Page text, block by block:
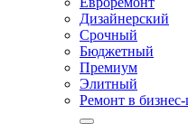
Дизайнерский
Срочный
Бюджетный
Премиум
Элитный
Ремонт в